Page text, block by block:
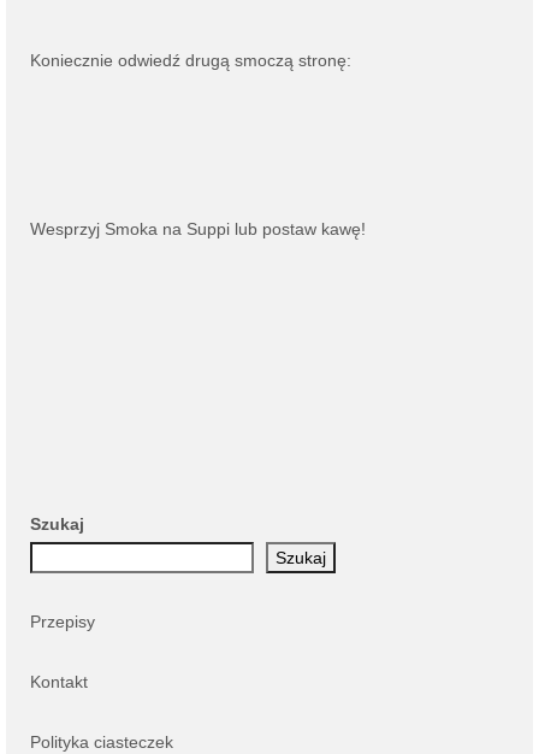
Koniecznie odwiedź drugą smoczą stronę:
Wesprzyj Smoka na Suppi lub postaw kawę!
Szukaj
Szukaj
Przepisy
Kontakt
Polityka ciasteczek